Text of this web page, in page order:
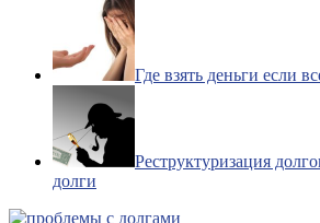
Где взять деньги если
Реструктуризация
долги